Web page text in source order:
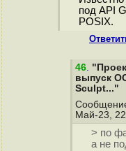
под API
POSIX.
46.
выпуск
Sculpt..."
Май-23,
> по
а не